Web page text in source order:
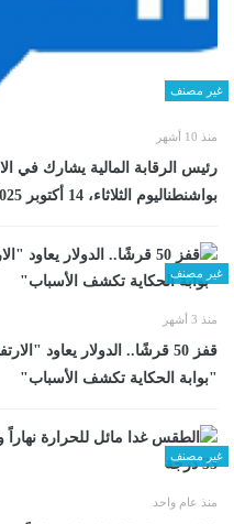
غير مصنف
منذ 10 أشهر
رئيس الرقابة المالية يشارك في
بواشنطناليوم الثلاثاء، 14 أكتوبر 2025 05:52 مـ
غير مصنف
منذ 3 أشهر
قفز 50 قرشًا.. الدولار يعاود
"بوابة الحكاية تكشف الأسباب"
غير مصنف
منذ عام واحد